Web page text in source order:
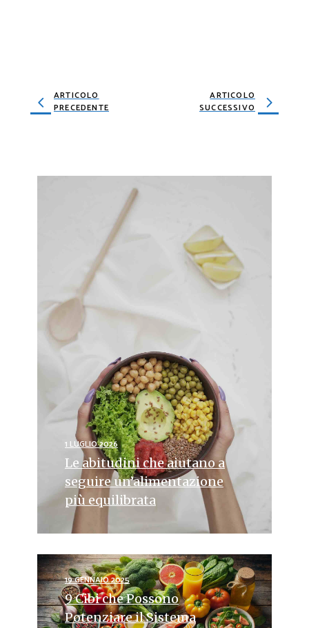
ARTICOLO
PRECEDENTE
ARTICOLO
SUCCESSIVO
1 LUGLIO 2026
Le abitudini che aiutano a
seguire un’alimentazione
più equilibrata
19 GENNAIO 2025
9 Cibi che Possono
Potenziare il Sistema